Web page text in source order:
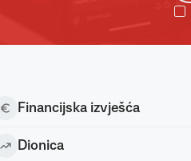
Financijska izvješća
Dionica